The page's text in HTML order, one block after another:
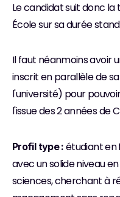
Le candidat suit donc
École sur sa durée
Il faut néanmoins avoir
inscrit en parallèle de
l'université) pour
l'issue des 2 années de
Profil type : étudiant en
avec un solide niveau
sciences, cherchant à